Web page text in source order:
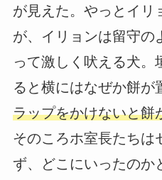
が見えた。やっとイリ
が、イリョンは留守の
って激しく吠える犬。
ると横にはなぜか餅が
ラップをかけないと餅
そのころホ室長たちは
ず、どこにいったのか